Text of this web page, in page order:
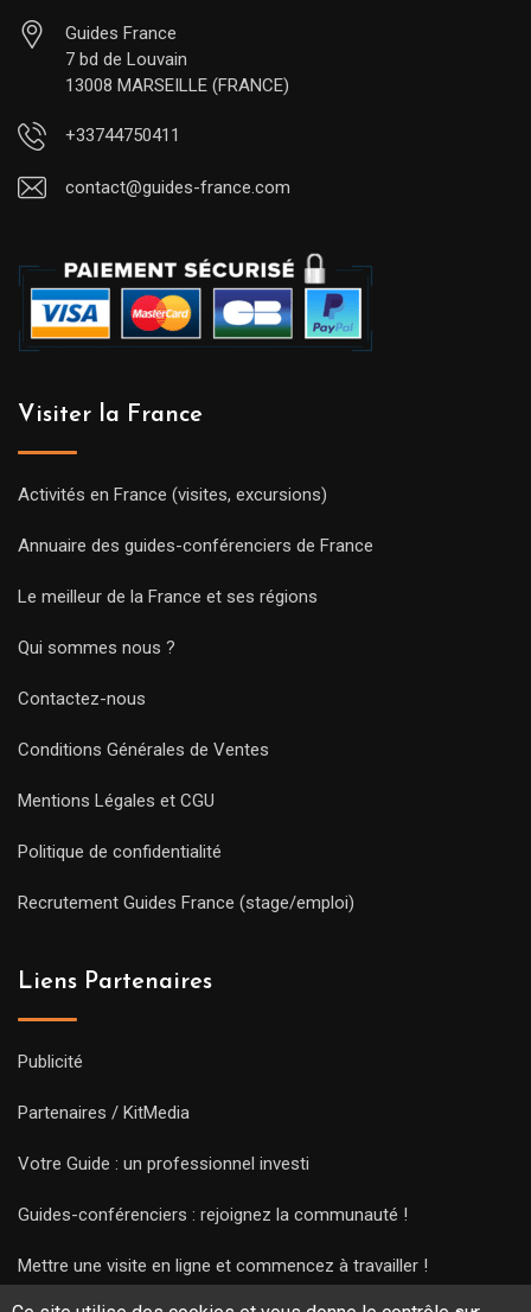
Guides France
7 bd de Louvain
13008 MARSEILLE (FRANCE)
+33744750411
contact@guides-france.com
Visiter la France
Activités en France (visites, excursions)
Annuaire des guides-conférenciers de France
Le meilleur de la France et ses régions
Qui sommes nous ?
Contactez-nous
Conditions Générales de Ventes
Mentions Légales et CGU
Politique de confidentialité
Recrutement Guides France (stage/emploi)
Liens Partenaires
Publicité
Partenaires / KitMedia
Votre Guide : un professionnel investi
Guides-conférenciers : rejoignez la communauté !
Mettre une visite en ligne et commencez à travailler !